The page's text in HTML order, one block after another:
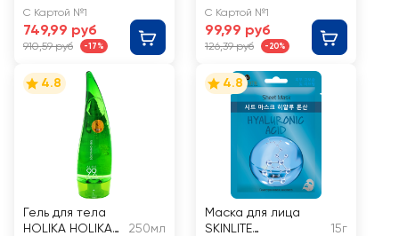
гиалуроновой
кислотой и
пробиотиками
С Картой №1
749,99 руб
910,59 руб -17%
экстрактом алоэ
С Картой №1
99,99 руб
126,39 руб -20%
4.8
Гель для тела
HOLIKA HOLIKA
250мл
4.8
Маска для лица
SKINLITE
15г